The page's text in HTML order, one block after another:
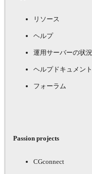
リソース
ヘルプ
運用サーバーの状況
ヘルプドキュメント
フォーラム
Passion projects
CGconnect